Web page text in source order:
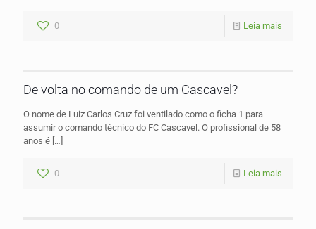
0 Leia mais
De volta no comando de um Cascavel?
O nome de Luiz Carlos Cruz foi ventilado como o ficha 1 para
assumir o comando técnico do FC Cascavel. O profissional de 58
anos é […]
0 Leia mais